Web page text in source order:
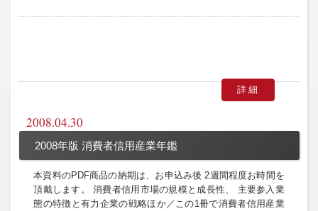
詳細
2008.04.30
2008年版 消費者信用産業年鑑
本資料のPDF商品の納期は、お申込み後 2週間程度お時間を
頂戴します。 消費者信用市場の規模と成長性、 主要参入業
態の特徴と有力企業の戦略ほか／この1冊で消費者信用産業